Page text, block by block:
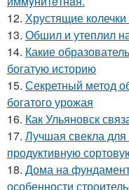
12. Хрустящие колечки
13. Обшил и утеплил
14. Какие
богатую историю
15. Секретный метод
богатого урожая
16. Как Ульяновск
17. Лучшая свекла
продуктивную
18. Дома на
особенности